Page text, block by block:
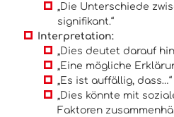
„Die Unterschiede
signifikant.“
Interpretation:
„Dies deutet darauf
„Eine mögliche
„Es ist auffällig, dass…“
„Dies könnte mit
Faktoren